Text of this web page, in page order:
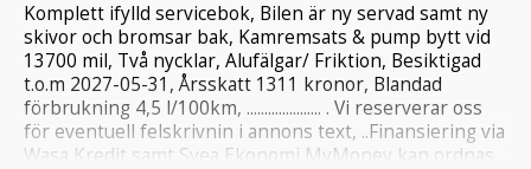
Komplett ifylld servicebok, Bilen är ny servad samt ny
skivor och bromsar bak, Kamremsats & pump bytt vid
13700 mil, Två nycklar, Alufälgar/ Friktion, Besiktigad
t.o.m 2027-05-31, Årsskatt 1311 kronor, Blandad
förbrukning 4,5 l/100km, ..................... . Vi reserverar oss
för eventuell felskrivnin i annons text, ..Finansiering via
Wasa Kredit samt Svea Ekonomi MyMoney kan ordnas,